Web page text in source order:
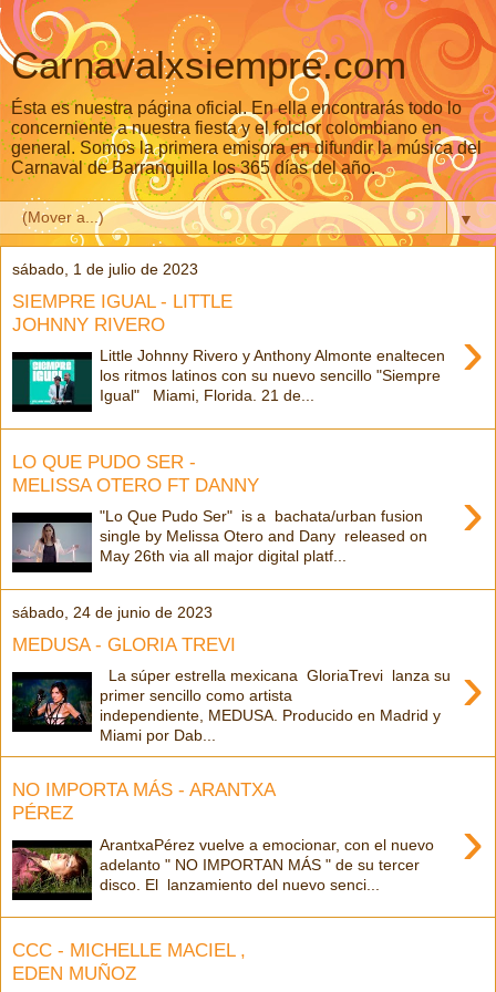
Carnavalxsiempre.com
Ésta es nuestra página oficial. En ella encontrarás todo lo
concerniente a nuestra fiesta y el folclor colombiano en
general. Somos la primera emisora en difundir la música del
Carnaval de Barranquilla los 365 días del año.
▼
sábado, 1 de julio de 2023
SIEMPRE IGUAL - LITTLE
JOHNNY RIVERO
›
Little Johnny Rivero y Anthony Almonte enaltecen
los ritmos latinos con su nuevo sencillo "Siempre
Igual" Miami, Florida. 21 de...
LO QUE PUDO SER -
MELISSA OTERO FT DANNY
›
"Lo Que Pudo Ser" is a bachata/urban fusion
single by Melissa Otero and Dany released on
May 26th via all major digital platf...
sábado, 24 de junio de 2023
MEDUSA - GLORIA TREVI
›
La súper estrella mexicana GloriaTrevi lanza su
primer sencillo como artista
independiente, MEDUSA. Producido en Madrid y
Miami por Dab...
NO IMPORTA MÁS - ARANTXA
PÉREZ
›
ArantxaPérez vuelve a emocionar, con el nuevo
adelanto " NO IMPORTAN MÁS " de su tercer
disco. El lanzamiento del nuevo senci...
CCC - MICHELLE MACIEL ,
EDEN MUÑOZ